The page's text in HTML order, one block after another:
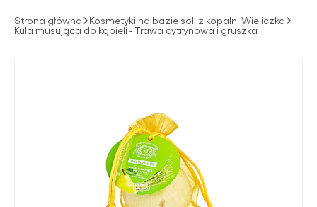
Strona główna
Kosmetyki na bazie soli z kopalni Wieliczka
Kula musująca do kąpieli - Trawa cytrynowa i gruszka